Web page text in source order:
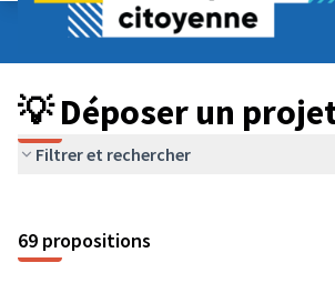
Budget Participatif ADULTE 2024
💡 Déposer un projet
💡 Déposer un
Filtrer et rechercher
69 propositions